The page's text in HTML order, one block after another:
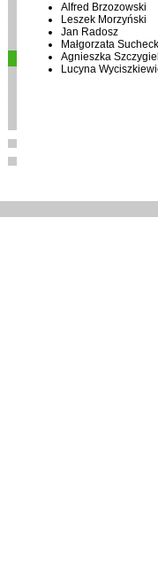
Alfred Brzozowski
Leszek Morzyński
Jan Radosz
Małgorzata
Agnieszka
Lucyna